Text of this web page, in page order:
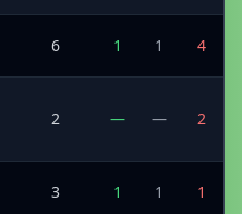
6 1 1 4
2 — — 2
3 1 1 1